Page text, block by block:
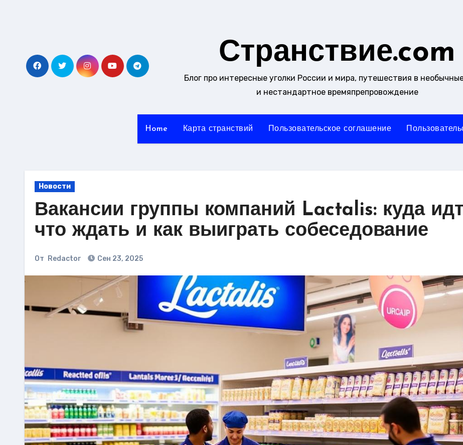
Странствие.com
Блог про интересные уголки России и мира, путешествия в
и нестандартное времяпрепровождение
Home Карта странствий Пользовательское соглашение
Новости
Вакансии группы компаний Lactalis: куда
что ждать и как выиграть собеседование
От Redactor Сен 23, 2025